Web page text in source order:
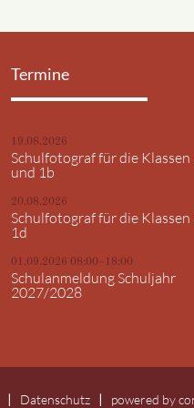
Termine
19.08.2026
Schulfotograf für die Klassen
und 1b
20.08.2026
Schulfotograf für die Klassen
1d
01.09.2026 08:00–18:00
Schulanmeldung Schuljahr
2027/2028
Datenschutz powered by